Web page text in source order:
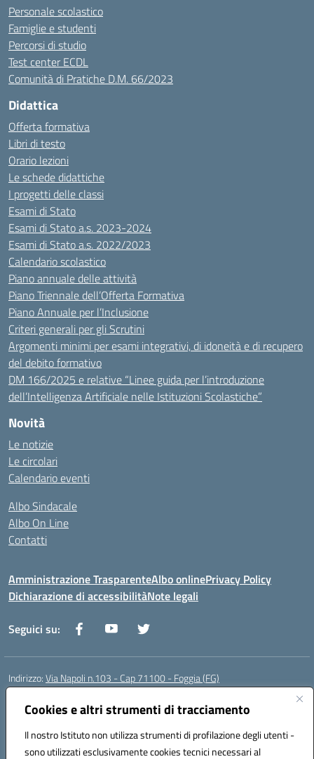
Cookies e altri strumenti di tracciamento
Il nostro Istituto non utilizza strumenti di profilazione degli utenti -
sono utilizzati esclusivamente cookies tecnici necessari al
Personale scolastico
Famiglie e studenti
Percorsi di studio
Test center ECDL
Comunità di Pratiche D.M. 66/2023
Didattica
Offerta formativa
Libri di testo
Orario lezioni
Le schede didattiche
I progetti delle classi
Esami di Stato
Esami di Stato a.s. 2023-2024
Esami di Stato a.s. 2022/2023
Calendario scolastico
Piano annuale delle attività
Piano Triennale dell’Offerta Formativa
Piano Annuale per l’Inclusione
Criteri generali per gli Scrutini
Argomenti minimi per esami integrativi, di idoneità e di recupero
del debito formativo
DM 166/2025 e relative “Linee guida per l’introduzione
dell’Intelligenza Artificiale nelle Istituzioni Scolastiche”
Novità
Le notizie
Le circolari
Calendario eventi
Albo Sindacale
Albo On Line
Contatti
Amministrazione TrasparenteAlbo onlinePrivacy Policy
Dichiarazione di accessibilitàNote legali
Seguici su:
Indirizzo:Via Napoli n.103 - Cap 71100 - Foggia (FG)
Centralino:
Posta elettronica certificata (PEC):fgis00800v@pec.istruzione.it
Codice fiscale: 80003280718
Codice meccanografico:FGIS00800V